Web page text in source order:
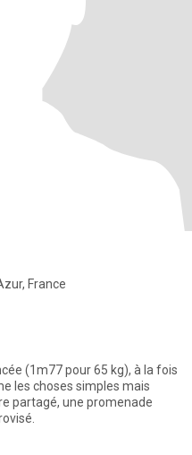
France
(1m77 pour 65 kg), à la fois
les choses simples mais
partagé, une promenade